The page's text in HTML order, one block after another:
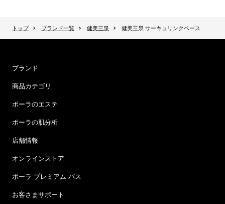
トップ ブランド一覧 健美三泉 健美三泉 サーキュリンクベース
ブランド
商品カテゴリ
ポーラのエステ
ポーラの肌分析
店舗情報
オンラインストア
ポーラ プレミアム パス
お客さまサポート